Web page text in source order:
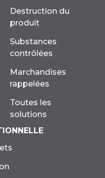
Destruction du
produit
Substances
contrôlées
Marchandises
rappelées
Toutes les
solutions